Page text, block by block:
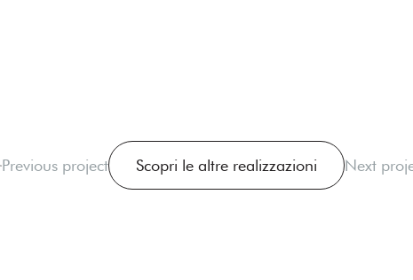
Previous project Scopri le altre realizzazioni Next